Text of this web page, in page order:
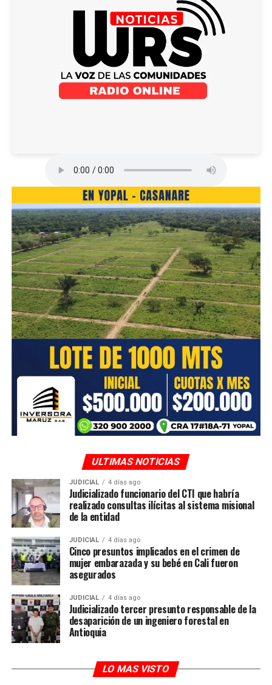
RELATED TOPICS:
ADVERTISEMENT
invierno, que ha debilitado varias infraestructuras en la
región.
Este puente militar proporcionará una alternativa
temporal sólida para asegurar la movilidad en el
corredor, evitando mayores inconvenientes para la
comunidad y garantizando el tránsito entre los
departamentos conectados por esta vía estratégica.
Beneficios de esta solución:
• Restablecimiento del tráfico de manera segura y
oportuna.
• Mejorar la conectividad en la región afectada por las
condiciones climáticas.
ADVERTISEMENT
• Asegurar la movilidad para los usuarios de la vía y las
comunidades aledañas, evitando mayores interrupciones
en su vida diaria y sus actividades económicas.
Agradecemos la comprensión y colaboración de los
usuarios durante el tiempo que duren los trabajos, y los
invitamos a estar atentos a las actualizaciones que se
brindarán a través de los canales oficiales de la
ULTIMAS NOTICIAS
JUDICIAL 4 días ago
Judicializado funcionario del CTI que habría
realizado consultas ilícitas al sistema misional
de la entidad
JUDICIAL 4 días ago
Cinco presuntos implicados en el crimen de
mujer embarazada y su bebé en Cali fueron
asegurados
JUDICIAL 4 días ago
Judicializado tercer presunto responsable de la
desaparición de un ingeniero forestal en
Antioquia
LO MAS VISTO